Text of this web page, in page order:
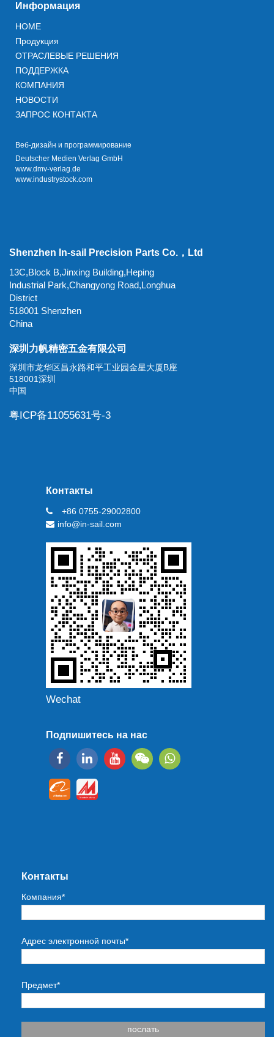
Информация
HOME
Продукция
ОТРАСЛЕВЫЕ РЕШЕНИЯ
ПОДДЕРЖКА
КОМПАНИЯ
НОВОСТИ
ЗАПРОС КОНТАКТА
Веб-дизайн и программирование
Deutscher Medien Verlag GmbH
www.dmv-verlag.de
www.industrystock.com
Shenzhen In-sail Precision Parts Co.，Ltd
13C,Block B,Jinxing Building,Heping
Industrial Park,Changyong Road,Longhua
District
518001 Shenzhen
China
深圳力帆精密五金有限公司
深圳市龙华区昌永路和平工业园金星大厦B座
518001深圳
中国
粤ICP备11055631号-3
Контакты
+86 0755-29002800
info@in-sail.com
Wechat
Подпишитесь на нас
Контакты
Компания*
Адрес электронной почты*
Предмет*
послать